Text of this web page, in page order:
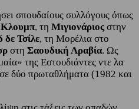
σπουδαίους συλλόγους όπως
Κλουμπ, τη Μιγιονάριος στην
δε Τσίλε, τη Μορέλια στο
στη Σαουδική Αραβία. Ως
της Εστουδιάντες ντε λα
δύο πρωταθλήματα (1982 και